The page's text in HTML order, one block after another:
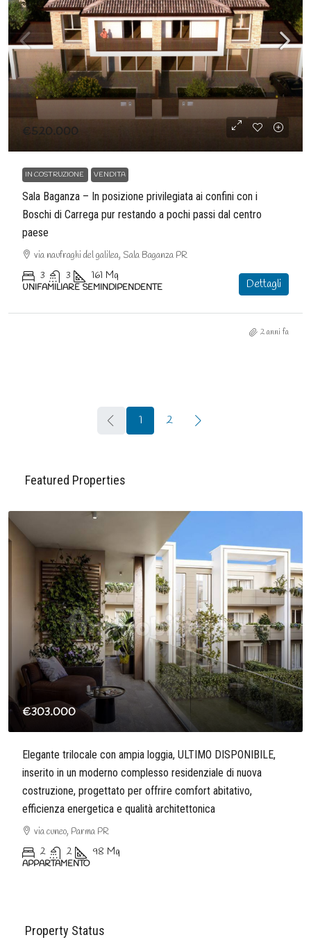
€520.000
IN COSTRUZIONE VENDITA
Sala Baganza – In posizione privilegiata ai confini con i
Boschi di Carrega pur restando a pochi passi dal centro
paese
via naufraghi del galilea, Sala Baganza PR
3 3 161 Mq
UNIFAMILIARE SEMINDIPENDENTE Dettagli
2 anni fa
1 2
Featured Properties
€128.000
Delizioso appartamentino a reddito in un piccolo contesto a
ricordare l’atmosfera tipica delle case del centro storico,
composto da solo 8 unità
Borgo Pietro Cocconi, Parma PR
1 1 40
APPARTAMENTO